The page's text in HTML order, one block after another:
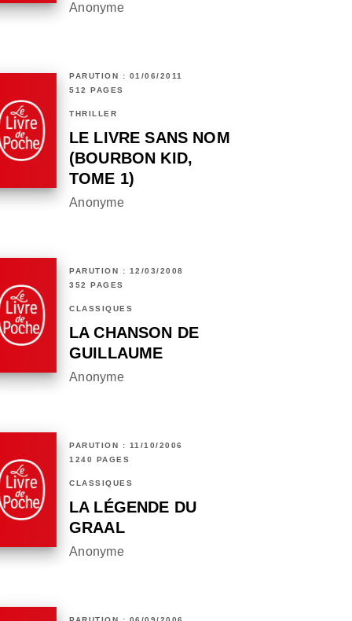
Anonyme
PARUTION : 01/06/2011
512 PAGES
THRILLER
LE LIVRE SANS NOM
(BOURBON KID,
TOME 1)
Anonyme
PARUTION : 12/03/2008
352 PAGES
CLASSIQUES
LA CHANSON DE
GUILLAUME
Anonyme
PARUTION : 11/10/2006
1240 PAGES
CLASSIQUES
LA LÉGENDE DU
GRAAL
Anonyme